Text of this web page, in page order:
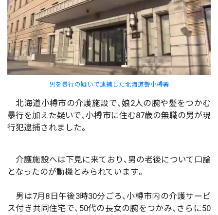
男を暴行の疑いで逮捕した北海道警小樽署
北海道小樽市の介護施設で、娘2人の腕や髪をつかむ
暴行を加えた疑いで、小樽市に住む87歳の無職の男が現
行犯逮捕されました。
介護施設へは下見に来ており、男の老後について口論
となったのが動機とみられています。
男は7月8日午後3時30分ごろ、小樽市内の介護サービ
ス付き共同住宅で、50代の長女の腕をつかみ、さらに50